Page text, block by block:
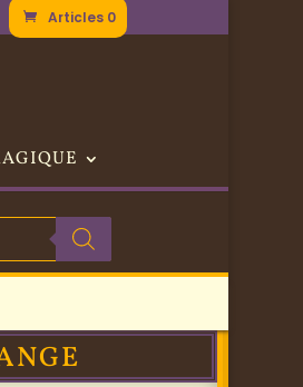
Articles 0